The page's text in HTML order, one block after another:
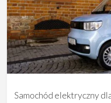
Samochód elektryczny